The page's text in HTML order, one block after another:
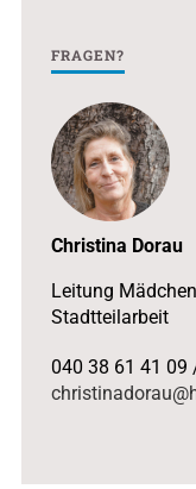
FRAGEN?
Christina Dorau
Leitung
Stadtteilarbeit
040 38 61 41 09